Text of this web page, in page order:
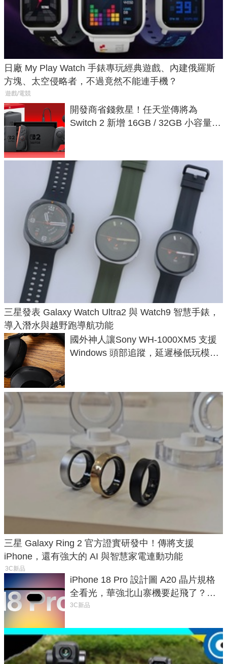
日廠 My Play Watch 手錶專玩經典遊戲、內建俄羅斯
方塊、太空侵略者，不過竟然不能連手機？
遊戲/電競
開發商省錢救星！任天堂傳將為
Switch 2 新增 16GB / 32GB 小容量遊
三星發表 Galaxy Watch Ultra2 與 Watch9 智慧手錶，
導入潛水與越野跑導航功能
國外神人讓Sony WH-1000XM5 支援
Windows 頭部追蹤，延遲極低玩模擬
三星 Galaxy Ring 2 官方證實研發中！傳將支援
iPhone，還有強大的 AI 與智慧家電連動功能
3C新品
iPhone 18 Pro 設計圖 A20 晶片規格
全看光，華強北山寨機要起飛了？專
家曝山寨機無法復刻兩大關鍵
3C新品